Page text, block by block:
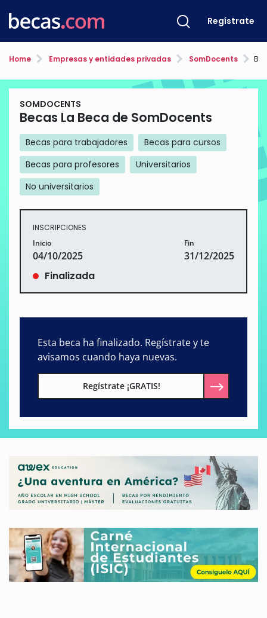
Regístrate
Home Empresas y entidades privadas SomDocents
SOMDOCENTS
Becas La Beca de SomDocents
Becas para trabajadores
Becas para cursos
Becas para profesores
Universitarios
No universitarios
INSCRIPCIONES
Inicio
04/10/2025
Fin
31/12/2025
Finalizada
Esta beca ha finalizado. Regístrate y te
avisamos cuando haya nuevas.
Regístrate ¡GRATIS!